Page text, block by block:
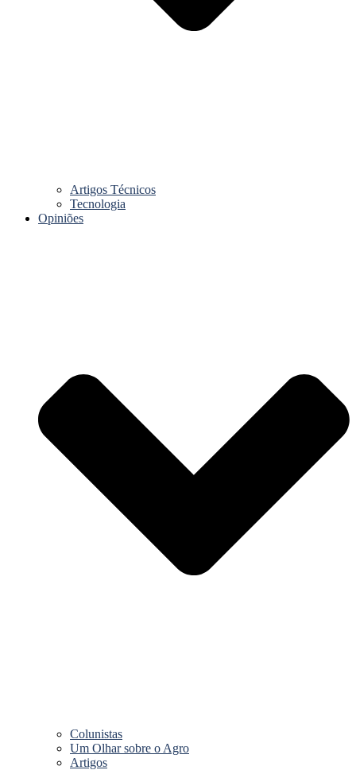
Artigos Técnicos
Tecnologia
Opiniões
Colunistas
Um Olhar sobre o Agro
Artigos